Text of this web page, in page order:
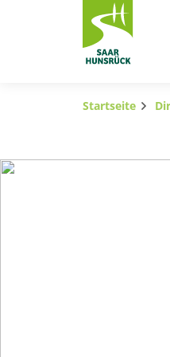
Zum Hauptinhalt
Subnavigation umschalten
Startseite